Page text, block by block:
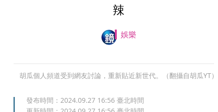
辣
娛樂
胡瓜個人頻道受到網友討論，重新貼近新世代。（翻攝自胡瓜YT）
發布時間： 2024.09.27 16:56 臺北時間